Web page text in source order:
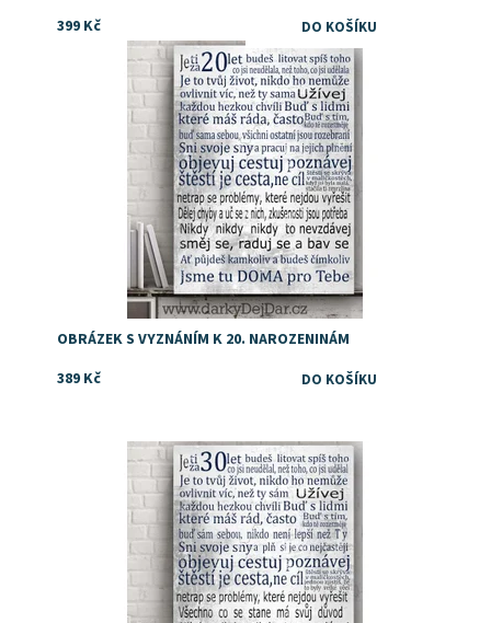
399 Kč
Dárek ke 20 od rodičů
Dostupnost:
Skladem
OBRÁZEK S VYZNÁNÍM K 20. NAROZENINÁM
389 Kč
Dárek ke 30 od rodičů
Dostupnost:
Skladem